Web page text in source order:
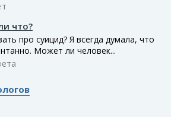
что?
про суицид? Я всегда думала, что
Может ли человек...